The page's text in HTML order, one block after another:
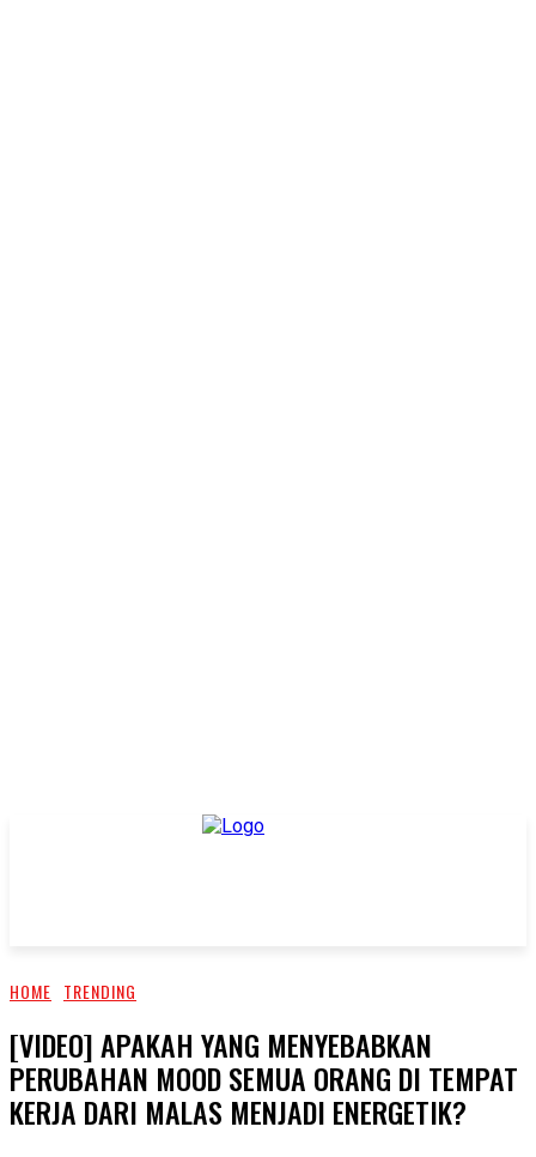
HOME TRENDING
[VIDEO] APAKAH YANG MENYEBABKAN
PERUBAHAN MOOD SEMUA ORANG DI TEMPAT
KERJA DARI MALAS MENJADI ENERGETIK?